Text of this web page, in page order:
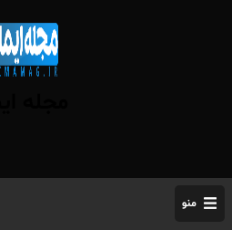
منو